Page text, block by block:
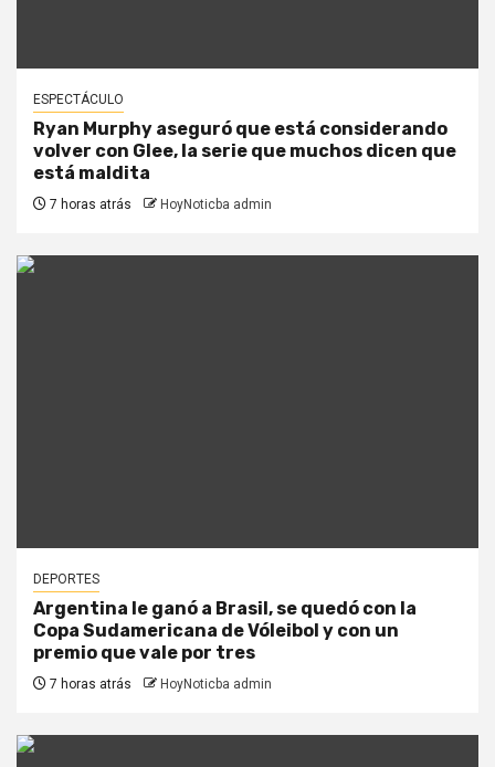
ESPECTÁCULO
Ryan Murphy aseguró que está considerando
volver con Glee, la serie que muchos dicen que
está maldita
7 horas atrás HoyNoticba admin
DEPORTES
Argentina le ganó a Brasil, se quedó con la
Copa Sudamericana de Vóleibol y con un
premio que vale por tres
7 horas atrás HoyNoticba admin